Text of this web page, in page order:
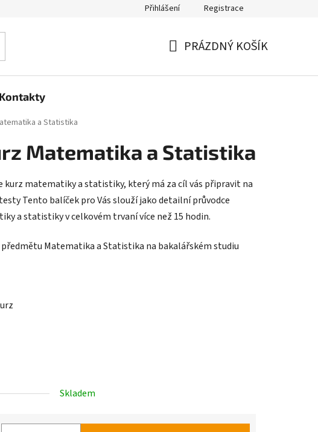
Přihlášení Registrace
PRÁZDNÝ KOŠÍK
Kontakty
a Statistika
Matematika a Statistika
kurz matematiky a statistiky, který má za cíl vás připravit na
Tento balíček pro Vás slouží jako detailní průvodce
a statistiky v celkovém trvaní více než 15 hodin.
Matematika a Statistika na bakalářském studiu
Skladem